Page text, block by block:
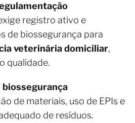
registro ativo e
de biossegurança para
veterinária domiciliar,
qualidade.
de materiais, uso de EPIs e
de resíduos.